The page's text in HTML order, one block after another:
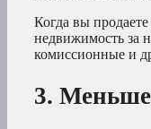
Когда вы
недвижимость за
комиссионные и
3. Меньше